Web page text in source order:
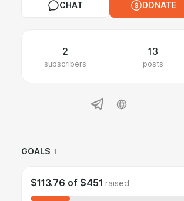
CHAT DONATE
2
subscribers
13
posts
GOALS 1
$113.76 of $451 raised